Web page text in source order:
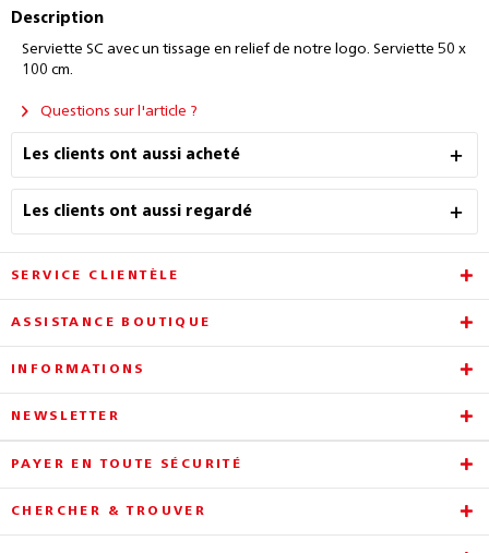
Description
Serviette SC avec un tissage en relief de notre logo. Serviette 50 x
100 cm.
Questions sur l'article ?
Les clients ont aussi acheté
Les clients ont aussi regardé
SERVICE CLIENTÈLE
ASSISTANCE BOUTIQUE
INFORMATIONS
NEWSLETTER
PAYER EN TOUTE SÉCURITÉ
CHERCHER & TROUVER